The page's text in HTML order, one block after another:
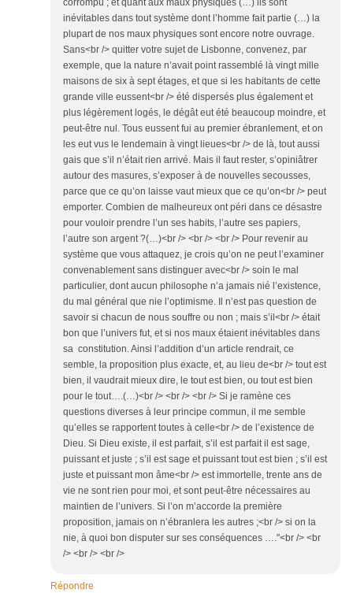
corrompu ; et quant aux maux physiques (…) ils sont
inévitables dans tout système dont l’homme fait partie (…) la
plupart de nos maux physiques sont encore notre ouvrage.
Sans<br /> quitter votre sujet de Lisbonne, convenez, par
exemple, que la nature n’avait point rassemblé là vingt mille
maisons de six à sept étages, et que si les habitants de cette
grande ville eussent<br /> été dispersés plus également et
plus légèrement logés, le dégât eut été beaucoup moindre, et
peut-être nul. Tous eussent fui au premier ébranlement, et on
les eut vus le lendemain à vingt lieues<br /> de là, tout aussi
gais que s’il n’était rien arrivé. Mais il faut rester, s’opiniâtrer
autour des masures, s’exposer à de nouvelles secousses,
parce que ce qu’on laisse vaut mieux que ce qu’on<br /> peut
emporter. Combien de malheureux ont péri dans ce désastre
pour vouloir prendre l’un ses habits, l’autre ses papiers,
l’autre son argent ?(…)<br /> <br /> <br /> Pour revenir au
système que vous attaquez, je crois qu’on ne peut l’examiner
convenablement sans distinguer avec<br /> soin le mal
particulier, dont aucun philosophe n’a jamais nié l’existence,
du mal général que nie l’optimisme. Il n’est pas question de
savoir si chacun de nous souffre ou non ; mais s’il<br /> était
bon que l’univers fut, et si nos maux étaient inévitables dans
sa constitution. Ainsi l’addition d’un article rendrait, ce
semble, la proposition plus exacte, et, au lieu de<br /> tout est
bien, il vaudrait mieux dire, le tout est bien, ou tout est bien
pour le tout….(…)<br /> <br /> <br /> Si je ramène ces
questions diverses à leur principe commun, il me semble
qu’elles se rapportent toutes à celle<br /> de l’existence de
Dieu. Si Dieu existe, il est parfait, s’il est parfait il est sage,
puissant et juste ; s’il est sage et puissant tout est bien ; s’il est
juste et puissant mon âme<br /> est immortelle, trente ans de
vie ne sont rien pour moi, et sont peut-être nécessaires au
maintien de l’univers. Si l’on m’accorde la première
proposition, jamais on n’ébranlera les autres ;<br /> si on la
nie, à quoi bon disputer sur ses conséquences …."<br /> <br
/> <br /> <br />
Répondre